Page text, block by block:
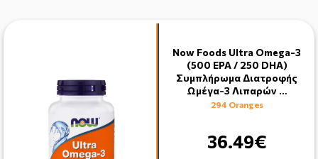
Now Foods Ultra Omega-3
(500 EPA / 250 DHA)
Συμπλήρωμα Διατροφής
Ωμέγα-3 Λιπαρών …
294 Oranges
36.49€